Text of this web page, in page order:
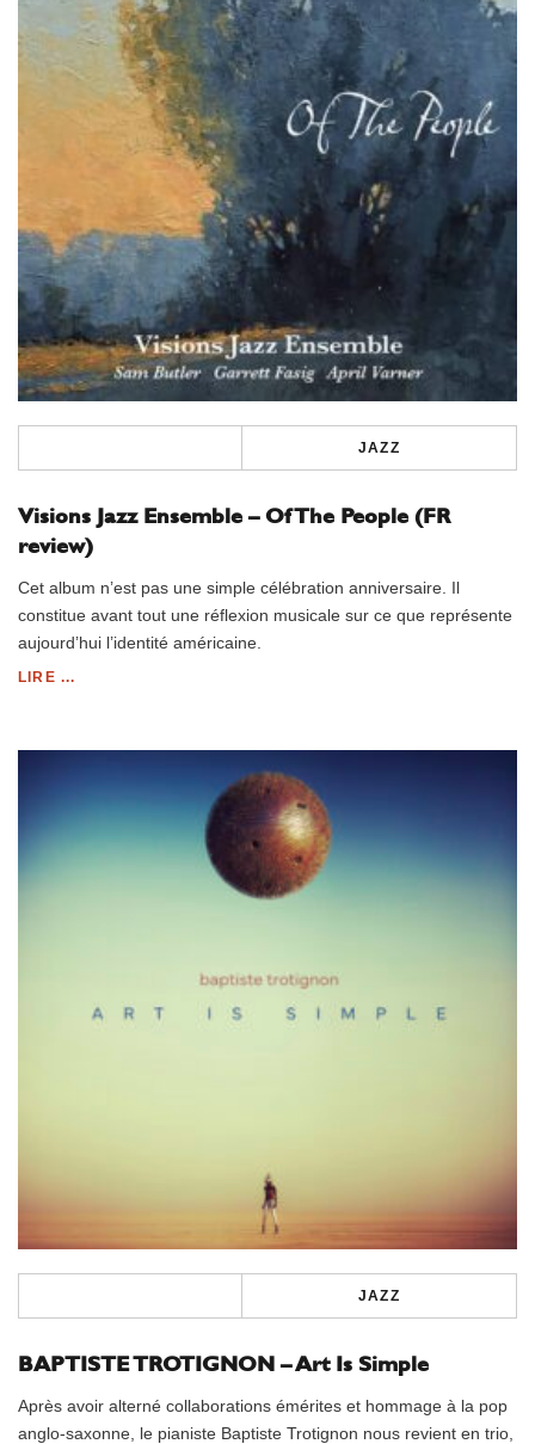
JAZZ
Visions Jazz Ensemble – Of The People (FR
review)
Cet album n’est pas une simple célébration anniversaire. Il
constitue avant tout une réflexion musicale sur ce que représente
aujourd’hui l’identité américaine.
LIRE ...
JAZZ
BAPTISTE TROTIGNON – Art Is Simple
Après avoir alterné collaborations émérites et hommage à la pop
anglo-saxonne, le pianiste Baptiste Trotignon nous revient en trio,